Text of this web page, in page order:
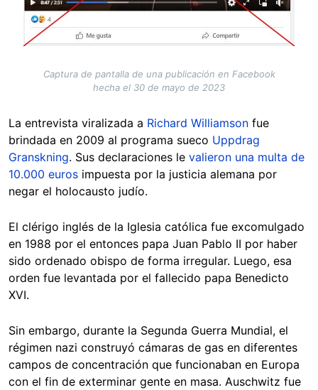
Captura de pantalla de una publicación en Facebook
hecha el 30 de mayo de 2023
La entrevista viralizada a Richard Williamson fue
brindada en 2009 al programa sueco Uppdrag
Granskning. Sus declaraciones le valieron una multa de
10.000 euros impuesta por la justicia alemana por
negar el holocausto judío.
El clérigo inglés de la Iglesia católica fue excomulgado
en 1988 por el entonces papa Juan Pablo II por haber
sido ordenado obispo de forma irregular. Luego, esa
orden fue levantada por el fallecido papa Benedicto
XVI.
Sin embargo, durante la Segunda Guerra Mundial, el
régimen nazi construyó cámaras de gas en diferentes
campos de concentración que funcionaban en Europa
con el fin de exterminar gente en masa. Auschwitz fue